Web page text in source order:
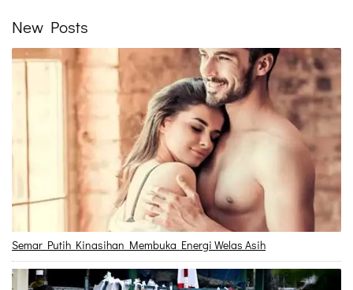
New Posts
Semar Putih Kinasihan Membuka Energi Welas Asih